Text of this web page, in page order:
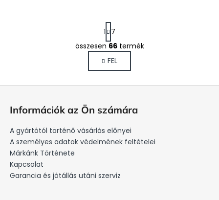
L
i
s
t
i
r
á
n
y
á
L
a
p
o
z
á
1
7
összesen 66termék
FEL
Információk az Ön számára
A gyártótól történő vásárlás előnyei
A személyes adatok védelmének feltételei
Márkánk Története
Kapcsolat
Garancia és jótállás utáni szerviz